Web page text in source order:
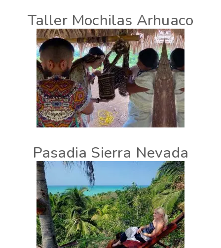
Taller Mochilas Arhuaco
Pasadia Sierra Nevada